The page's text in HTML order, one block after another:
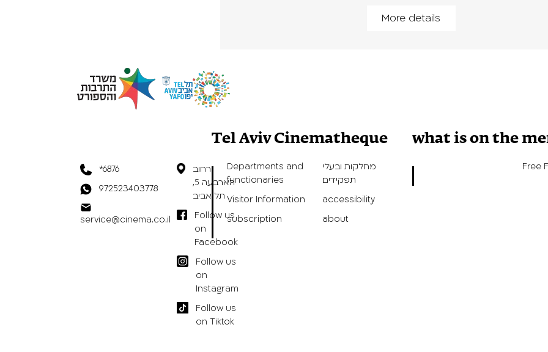
More details
*6876
972523403778
service@cinema.co.il
רחוב
הארבעה 5,
תל אביב
Follow us
on
Facebook
Follow us
on
Instagram
Follow us
on Tiktok
Tel Aviv Cinematheque
Departments and
functionaries
מחלקות ובעלי
תפקידים
Visitor Information
accessibility
subscription
about
what is on the
Free